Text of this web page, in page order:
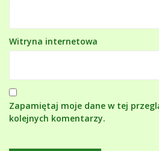
Witryna internetowa
Zapamiętaj moje dane w tej
kolejnych komentarzy.